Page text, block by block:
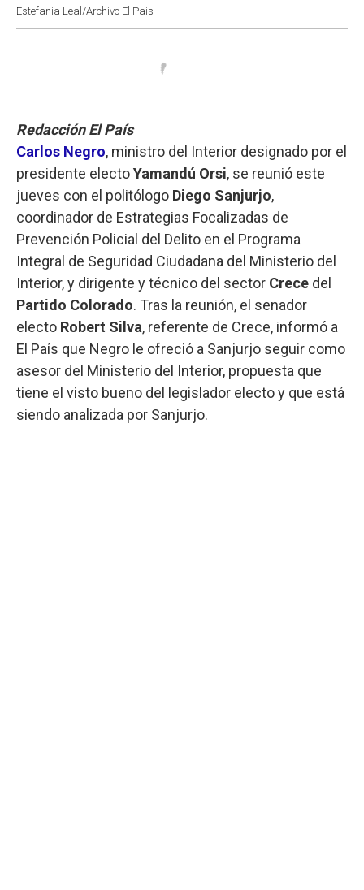
Estefania Leal/Archivo El Pais
Redacción El País
Carlos Negro, ministro del Interior designado por el
presidente electoYamandú Orsi, se reunió este
jueves con el politólogo Diego Sanjurjo,
coordinador de Estrategias Focalizadas de
Prevención Policial del Delito en el Programa
Integral de Seguridad Ciudadana del Ministerio del
Interior, y dirigente y técnico del sector Crece del
Partido Colorado. Tras la reunión, el senador
electo Robert Silva, referente de Crece, informó a
El País que Negro le ofreció a Sanjurjo seguir como
asesor del Ministerio del Interior, propuesta que
tiene el visto bueno del legislador electo y que está
siendo analizada por Sanjurjo.